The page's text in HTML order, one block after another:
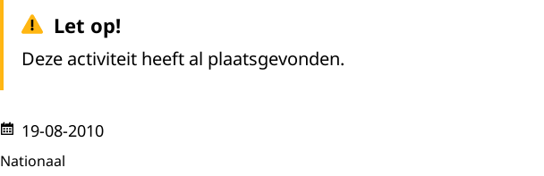
Let op!
Deze activiteit heeft al plaatsgevonden.
19-08-2010
Nationaal